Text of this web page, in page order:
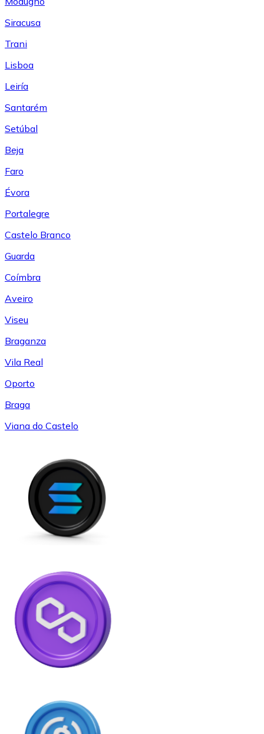
Siracusa
Trani
Lisboa
Leiría
Santarém
Setúbal
Beja
Faro
Évora
Portalegre
Castelo Branco
Guarda
Coímbra
Aveiro
Viseu
Braganza
Vila Real
Oporto
Braga
Viana do Castelo